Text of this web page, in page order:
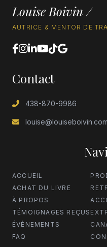
Louise Boivin /
AUTRICE & MENTOR DE
Contact
438-870-9986
louise@louiseboivin.com
ACCUEIL
ACHAT DU LIVRE
À PROPOS
TÉMOIGNAGES REÇUS
ÉVÈNEMENTS
FAQ